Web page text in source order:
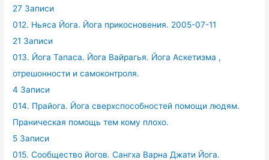
27 Записи
012. Ньяса Йога. Йога прикосновения. 2005-07-11
21 Записи
013. Йога Тапаса. Йога Вайрагья. Йога Аскетизма ,
отрешонности и самоконтроля.
4 Записи
014. Прайога. Йога сверхспособностей помощи людям.
Праническая помощь тем кому плохо.
5 Записи
015. Сообщество йогов. Сангха Варна Джати Йога.